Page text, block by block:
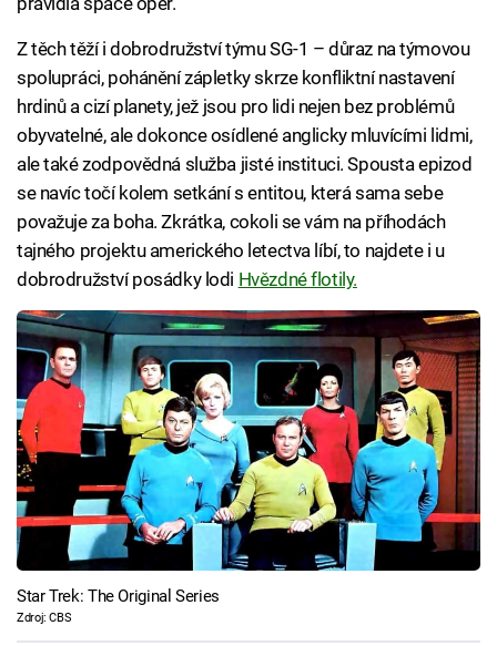
Z těch těží i dobrodružství týmu SG-1 – důraz na týmovou
spolupráci, pohánění zápletky skrze konfliktní nastavení
hrdinů a cizí planety, jež jsou pro lidi nejen bez problémů
obyvatelné, ale dokonce osídlené anglicky mluvícími lidmi,
ale také zodpovědná služba jisté instituci. Spousta epizod
se navíc točí kolem setkání s entitou, která sama sebe
považuje za boha. Zkrátka, cokoli se vám na příhodách
tajného projektu amerického letectva líbí, to najdete i u
dobrodružství posádky lodi Hvězdné flotily.
Star Trek: The Original Series
Zdroj: CBS